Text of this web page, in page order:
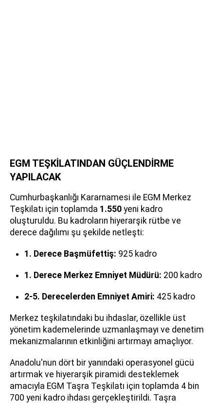
EGM TEŞKİLATINDAN GÜÇLENDİRME
YAPILACAK
Cumhurbaşkanlığı Kararnamesi ile EGM Merkez
Teşkilatı için toplamda 1.550 yeni kadro
oluşturuldu. Bu kadroların hiyerarşik rütbe ve
derece dağılımı şu şekilde netleşti:
1. Derece Başmüfettiş: 925 kadro
1. Derece Merkez Emniyet Müdürü: 200 kadro
2-5. Derecelerden Emniyet Amiri: 425 kadro
Merkez teşkilatındaki bu ihdaslar, özellikle üst
yönetim kademelerinde uzmanlaşmayı ve denetim
mekanizmalarının etkinliğini artırmayı amaçlıyor.
Anadolu'nun dört bir yanındaki operasyonel gücü
artırmak ve hiyerarşik piramidi desteklemek
amacıyla EGM Taşra Teşkilatı için toplamda 4 bin
700 yeni kadro ihdası gerçekleştirildi. Taşra